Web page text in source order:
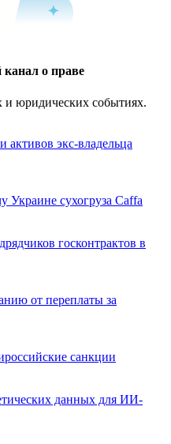
о праве
и юридических событиях.
активов экс-владельца
сухогруза Caffa
госконтрактов в
от переплаты за
санкции
данных для ИИ-